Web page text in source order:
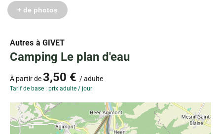
Autres à GIVET
Camping Le plan d'eau
+ de photos
À partir de3,50 € / adulte
Tarif de base : prix adulte / jour